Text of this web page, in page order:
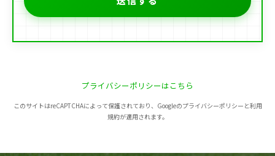
プライバシーポリシーはこちら
このサイトはreCAPTCHAによって保護されており、Googleのプライバシーポリシーと利用
規約が適用されます。